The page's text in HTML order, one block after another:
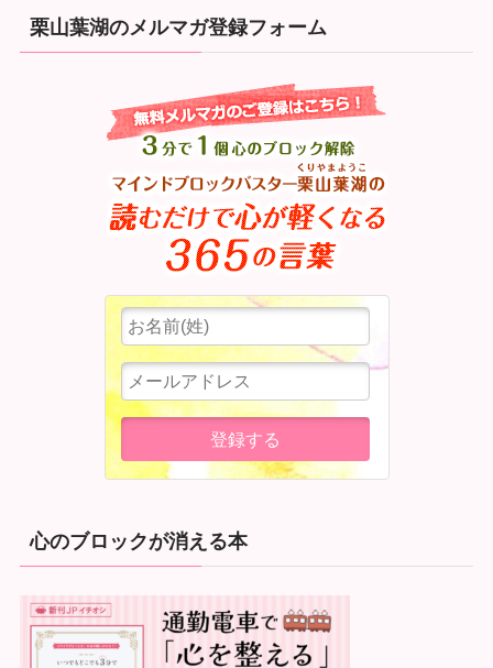
栗山葉湖のメルマガ登録フォーム
心のブロックが消える本